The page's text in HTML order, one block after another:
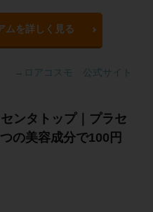
ムを詳しく見る
→ロアコスモ 公式サイト
ンタトップ｜プラセ
の美容成分で100円